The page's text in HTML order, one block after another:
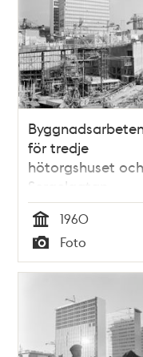
för tredje
hötorgshuset och
Sergelgatan
Tid
1960
Typ
Foto